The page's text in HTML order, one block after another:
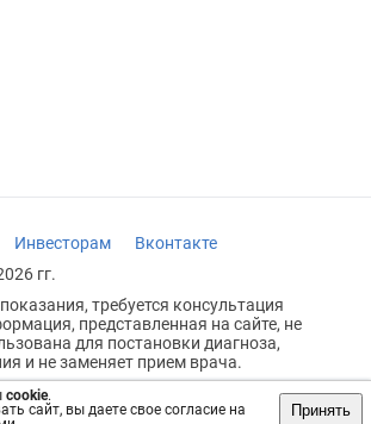
cookie.
сайт, вы даете свое согласие на
Принять
Инвесторам
Вконтакте
гг.
требуется консультация
представленная на сайте, не
для постановки диагноза,
и не заменяет прием врача.
18+